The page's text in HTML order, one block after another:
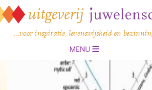
…voor inspiratie, levenswijsheid en
MENU